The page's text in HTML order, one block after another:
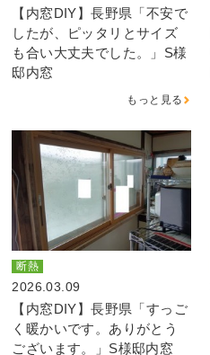
【内窓DIY】長野県「不安で
したが、ピッタリとサイズ
も合い大丈夫でした。」S様
邸内窓
もっと見る
断熱
2026.03.09
【内窓DIY】長野県「すっご
く暖かいです。ありがとう
ございます。」S様邸内窓